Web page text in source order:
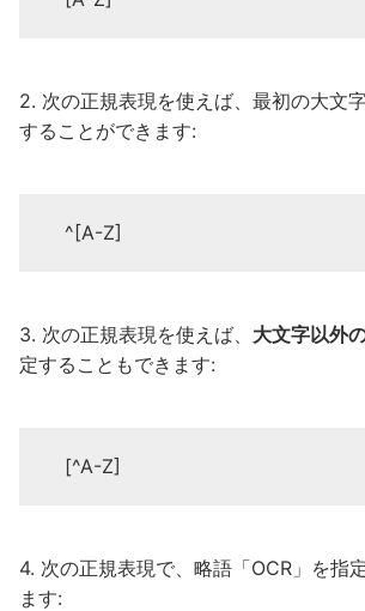
2. 次の正規表現を使えば、最初の大文
することができます:
^[A-Z]
3. 次の正規表現を使えば、 大文字以外
定することもできます:
[^A-Z]
4. 次の正規表現で、略語「OCR」を指
ます: